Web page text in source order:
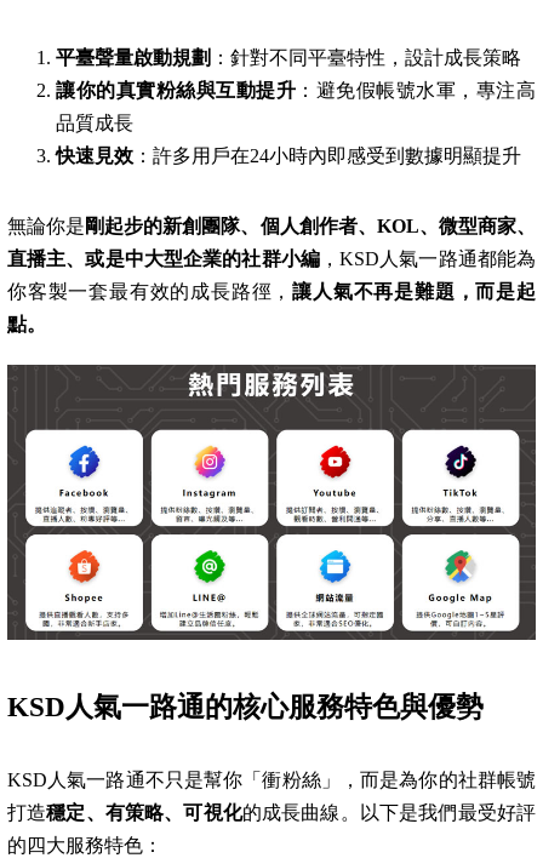
平臺聲量啟動規劃 ：針對不同平臺特性，設計成長策略
讓你的真實粉絲與互動提升 ：避免假帳號水軍，專注高
品質成長
快速見效 ：許多用戶在24小時內即感受到數據明顯提升
無論你是剛起步的新創團隊、個人創作者、KOL、微型商家、
直播主、或是中大型企業的社群小編，KSD人氣一路通都能為
你客製一套最有效的成長路徑，讓人氣不再是難題，而是起
點。
KSD 人氣一路通的核心服務特色與優勢
KSD人氣一路通不只是幫你「衝粉絲」，而是為你的社群帳號
打造穩定、有策略、可視化的成長曲線。以下是我們最受好評
的四大服務特色：